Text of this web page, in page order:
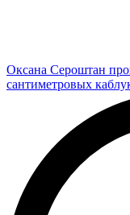
Оксана Сероштан
сантиметровых